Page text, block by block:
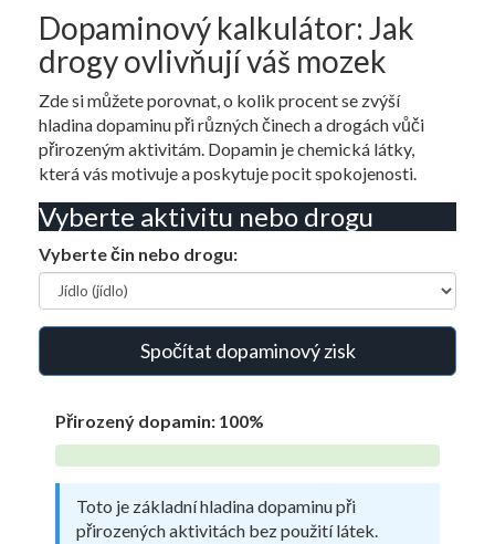
Dopaminový kalkulátor: Jak
drogy ovlivňují váš mozek
Zde si můžete porovnat, o kolik procent se zvýší
hladina dopaminu při různých činech a drogách vůči
přirozeným aktivitám. Dopamin je chemická látky,
která vás motivuje a poskytuje pocit spokojenosti.
Vyberte aktivitu nebo drogu
Vyberte čin nebo drogu:
Spočítat dopaminový zisk
Přirozený dopamin: 100%
Toto je základní hladina dopaminu při
přirozených aktivitách bez použití látek.